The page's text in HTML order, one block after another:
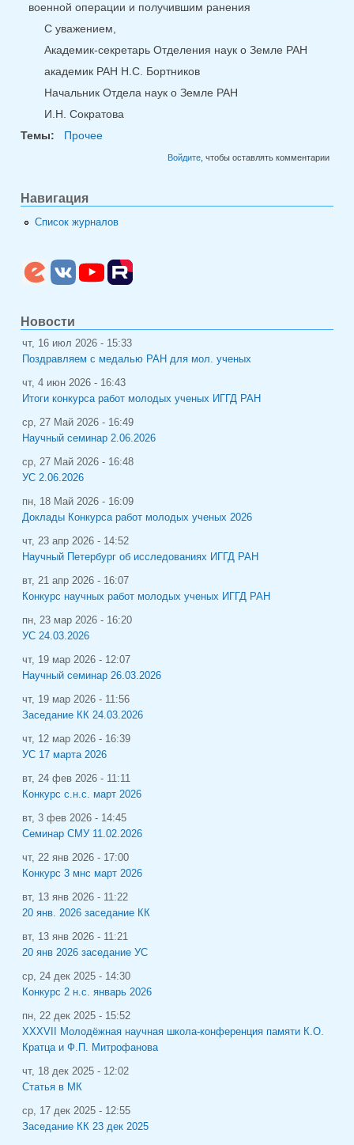
военной операции и получившим ранения
С уважением,
Академик-секретарь Отделения наук о Земле РАН
академик РАН Н.С. Бортников
Начальник Отдела наук о Земле РАН
И.Н. Сократова
Темы:
Прочее
Войдите, чтобы оставлять комментарии
Навигация
Список журналов
Новости
чт, 16 июл 2026 - 15:33
Поздравляем с медалью РАН для мол. ученых
чт, 4 июн 2026 - 16:43
Итоги конкурса работ молодых ученых ИГГД РАН
ср, 27 Май 2026 - 16:49
Научный семинар 2.06.2026
ср, 27 Май 2026 - 16:48
УС 2.06.2026
пн, 18 Май 2026 - 16:09
Доклады Конкурса работ молодых ученых 2026
чт, 23 апр 2026 - 14:52
Научный Петербург об исследованиях ИГГД РАН
вт, 21 апр 2026 - 16:07
Конкурс научных работ молодых ученых ИГГД РАН
пн, 23 мар 2026 - 16:20
УС 24.03.2026
чт, 19 мар 2026 - 12:07
Научный семинар 26.03.2026
чт, 19 мар 2026 - 11:56
Заседание КК 24.03.2026
чт, 12 мар 2026 - 16:39
УС 17 марта 2026
вт, 24 фев 2026 - 11:11
Конкурс с.н.с. март 2026
вт, 3 фев 2026 - 14:45
Семинар СМУ 11.02.2026
чт, 22 янв 2026 - 17:00
Конкурс 3 мнс март 2026
вт, 13 янв 2026 - 11:22
20 янв. 2026 заседание КК
вт, 13 янв 2026 - 11:21
20 янв 2026 заседание УС
ср, 24 дек 2025 - 14:30
Конкурс 2 н.с. январь 2026
пн, 22 дек 2025 - 15:52
XXXVII Молодёжная научная школа-конференция памяти К.О.
Кратца и Ф.П. Митрофанова
чт, 18 дек 2025 - 12:02
Статья в МК
ср, 17 дек 2025 - 12:55
Заседание КК 23 дек 2025